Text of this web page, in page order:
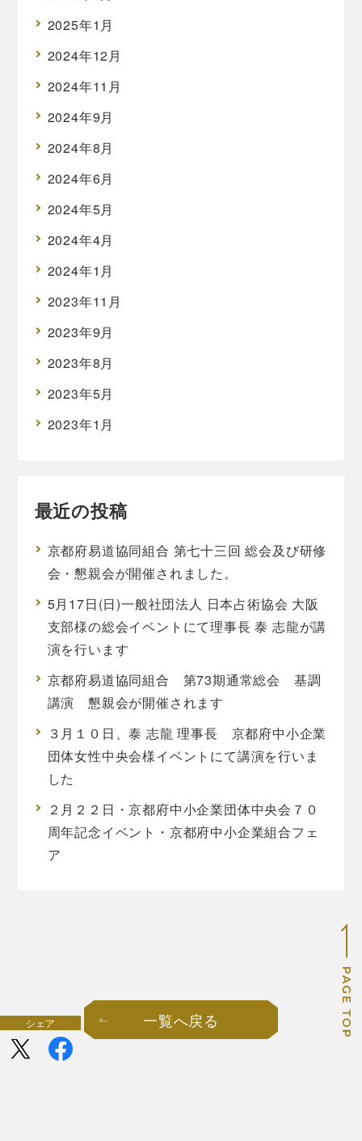
2025年1月
2024年12月
2024年11月
2024年9月
2024年8月
2024年6月
2024年5月
2024年4月
2024年1月
2023年11月
2023年9月
2023年8月
2023年5月
2023年1月
最近の投稿
京都府易道協同組合 第七十三回 総会及び研修
会・懇親会が開催されました。
5月17日(日)一般社団法人 日本占術協会 大阪
支部様の総会イベントにて理事長 泰 志龍が講
演を行います
京都府易道協同組合 第73期通常総会 基調
講演 懇親会が開催されます
３月１０日、泰 志龍 理事長 京都府中小企業
団体女性中央会様イベントにて講演を行いま
した
２月２２日・京都府中小企業団体中央会７０
周年記念イベント・京都府中小企業組合フェ
ア
一覧へ戻る